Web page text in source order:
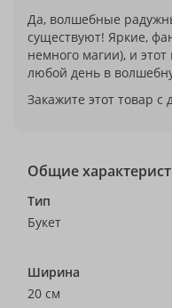
Да, волшебные
существуют! Яркие,
немного магии), и
любой день в
Закажите этот товар с
Общие
Тип
Букет
Ширина
20 см